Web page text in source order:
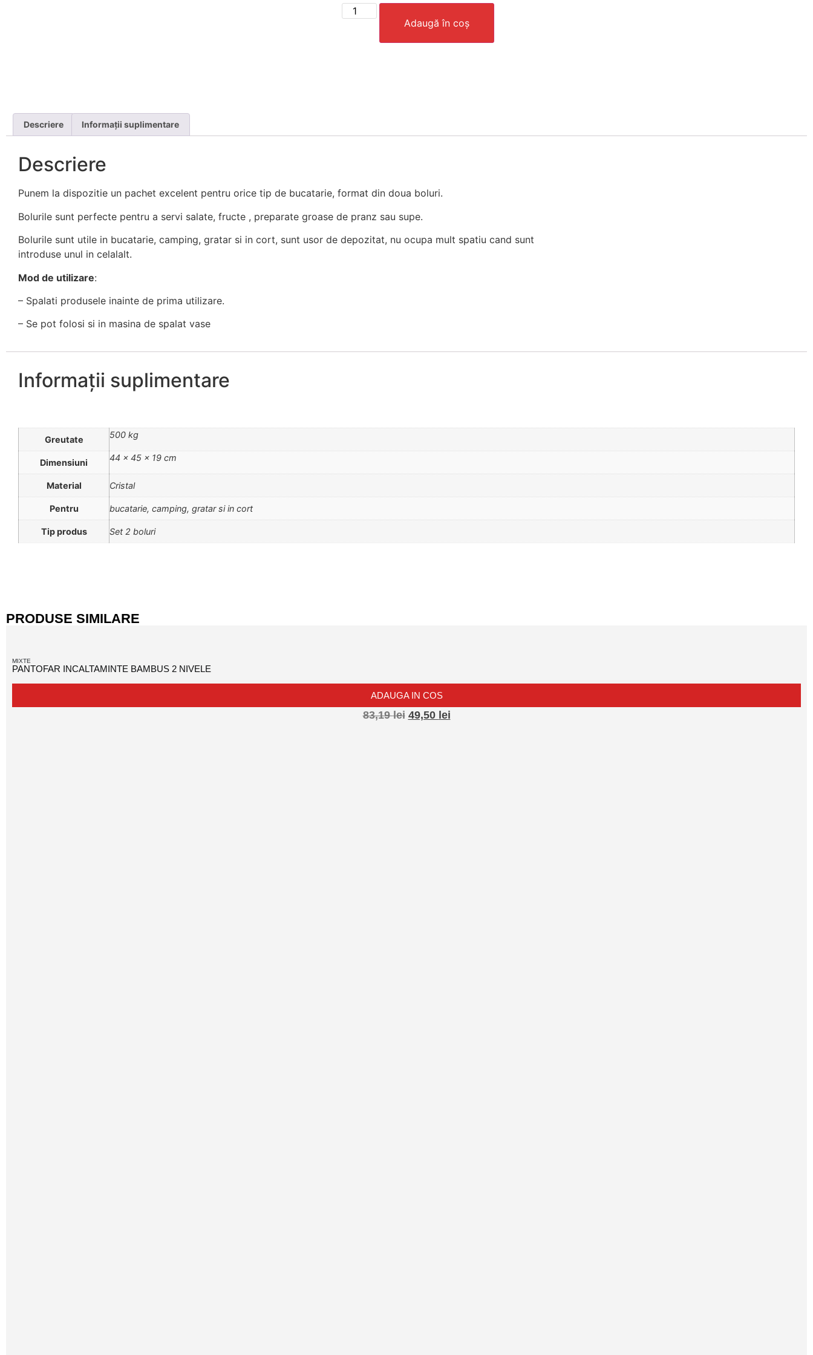
Adaugă în coș
Descriere Informații suplimentare
Descriere
Punem la dispozitie un pachet excelent pentru orice tip de bucatarie, format din doua boluri.
Bolurile sunt perfecte pentru a servi salate, fructe , preparate groase de pranz sau supe.
Bolurile sunt utile in bucatarie, camping, gratar si in cort, sunt usor de depozitat, nu ocupa mult spatiu cand sunt
introduse unul in celalalt.
Mod de utilizare:
– Spalati produsele inainte de prima utilizare.
– Se pot folosi si in masina de spalat vase
Informații suplimentare
Greutate 500 kg
Dimensiuni 44 × 45 × 19 cm
Material Cristal
Pentru bucatarie, camping, gratar si in cort
Tip produs Set 2 boluri
PRODUSE SIMILARE
MIXTE
PANTOFAR INCALTAMINTE BAMBUS 2 NIVELE
ADAUGA IN COS
83,19lei 49,50 lei